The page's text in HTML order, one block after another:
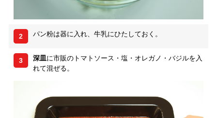
2 パン粉は器に入れ、牛乳にひたしておく。
3 深皿に市販のトマトソース・塩・オレガノ・バジルを入
れて混ぜる。